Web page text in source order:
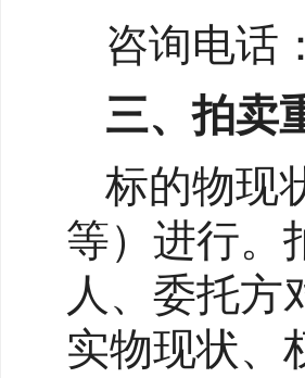
咨询电话
三、拍卖
标的物现
等）进行。
人、委托方
实物现状、